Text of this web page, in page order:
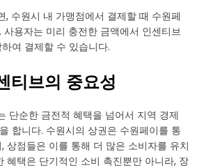
, 수원시 내 가맹점에서 결제할 때 수원페
사용자는 미리 충전한 금액에서 인센티브
여 결제할 수 있습니다.
티브의 중요성
단순한 금전적 혜택을 넘어서 지역 경제
합니다. 수원시의 상권은 수원페이를 통
상점들은 이를 통해 더 많은 소비자를 유치
혜택은 단기적인 소비 촉진뿐만 아니라, 장